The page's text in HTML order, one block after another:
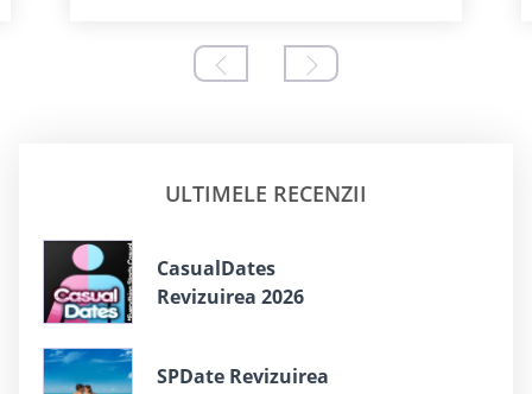
ULTIMELE RECENZII
СasualDates
Revizuirea 2026
SPDate Revizuirea